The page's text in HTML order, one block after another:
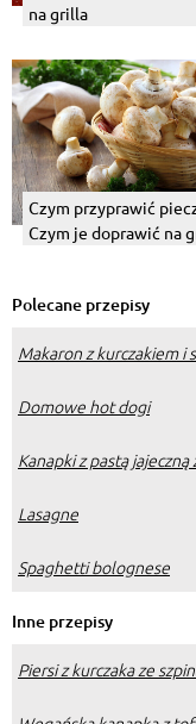
na grilla
Czym przyprawić
Czym je doprawić na
Polecane przepisy
Makaron z kurczakiem i
Domowe hot dogi
Kanapki z pastą
Lasagne
Spaghetti bolognese
Inne przepisy
Piersi z kurczaka ze